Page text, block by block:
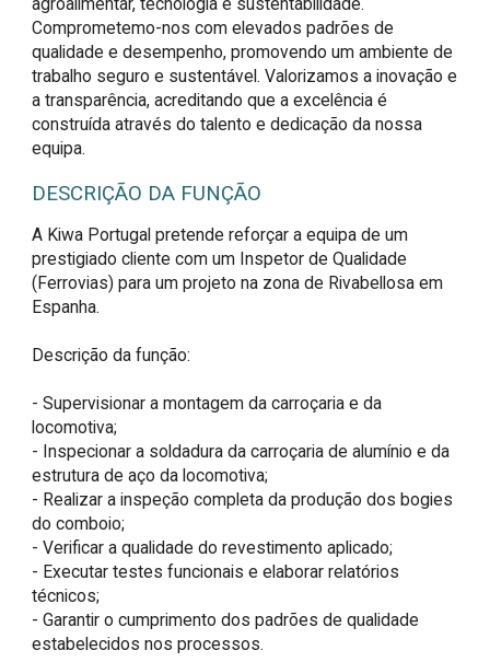
Comprometemo-nos com elevados padrões de
qualidade e desempenho, promovendo um ambiente de
trabalho seguro e sustentável. Valorizamos a inovação e
a transparência, acreditando que a excelência é
construída através do talento e dedicação da nossa
equipa.
DESCRIÇÃO DA FUNÇÃO
A Kiwa Portugal pretende reforçar a equipa de um
prestigiado cliente com um Inspetor de Qualidade
(Ferrovias) para um projeto na zona de Rivabellosa em
Espanha.
Descrição da função:
- Supervisionar a montagem da carroçaria e da
locomotiva;
- Inspecionar a soldadura da carroçaria de alumínio e da
estrutura de aço da locomotiva;
- Realizar a inspeção completa da produção dos bogies
do comboio;
- Verificar a qualidade do revestimento aplicado;
- Executar testes funcionais e elaborar relatórios
técnicos;
- Garantir o cumprimento dos padrões de qualidade
estabelecidos nos processos.